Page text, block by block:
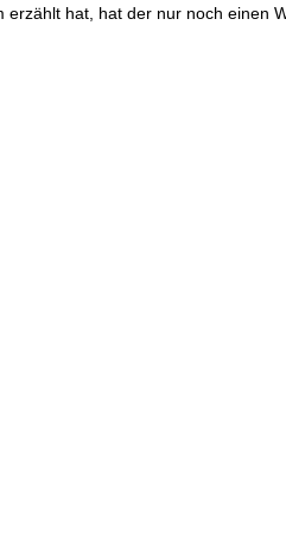
hat, hat der nur noch einen